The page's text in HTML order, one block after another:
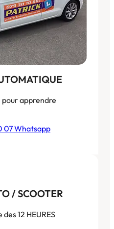
apprendre
07 Whatsapp
/ SCOOTER
12 HEURES